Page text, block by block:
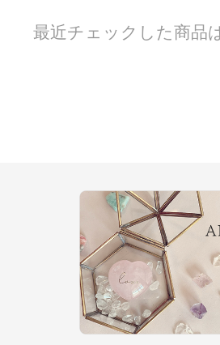
最近チェックした商品